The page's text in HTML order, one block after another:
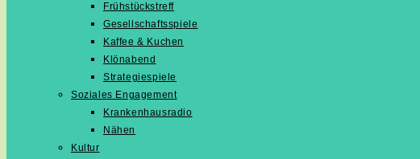
Frühstückstreff
Gesellschaftsspiele
Kaffee & Kuchen
Klönabend
Strategiespiele
Soziales Engagement
Krankenhausradio
Nähen
Kultur